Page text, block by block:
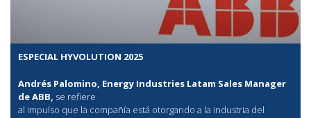
ESPECIAL HYVOLUTION 2025
Andrés Palomino, Energy Industries Latam Sales Manager
de ABB, se refiere
al impulso que la compañía está otorgando a la industria del